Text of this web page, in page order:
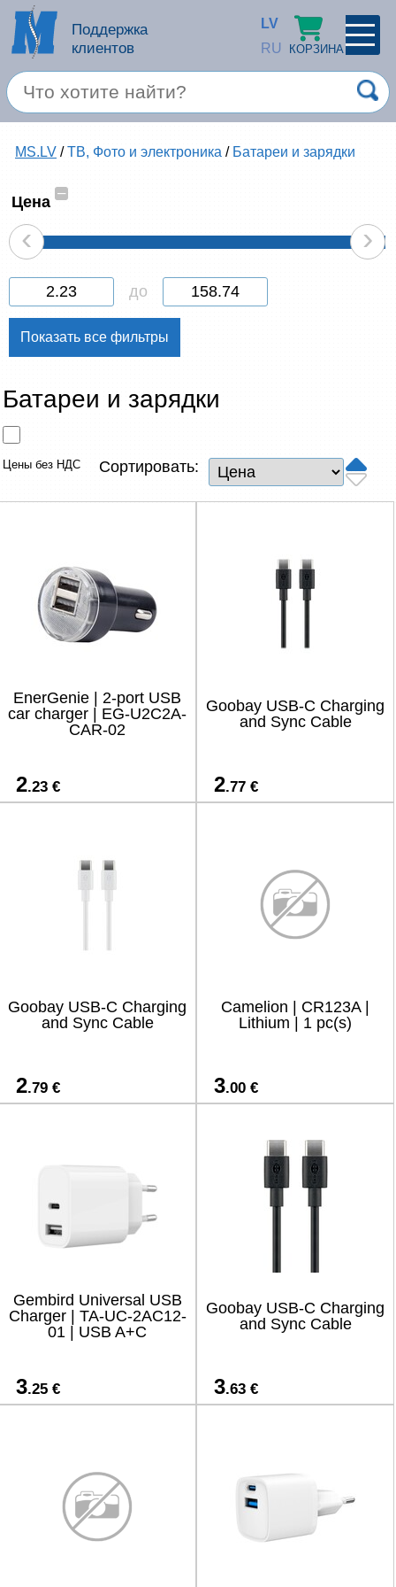
Поддержка
клиентов
LV
RU
КОРЗИНА
Запомнить
Спец. предложение
Услуги
Продукция apple
Компьютерная техника
Компьютерные аксессуары
Сетевые товары
ТВ, Фото и электроника
Renewd техника, Outlet
MS.LV /ТВ, Фото и электроника / Батареи и зарядки
Цена
–
‹ ›
до
Батареи и зарядки
Цены без НДС Сортировать:
EnerGenie | 2-port USB
car charger | EG-U2C2A-
CAR-02
2.23 €
Goobay USB-C Charging
and Sync Cable
2.77 €
Goobay USB-C Charging
and Sync Cable
2.79 €
Camelion | CR123A |
Lithium | 1 pc(s)
3.00 €
Gembird Universal USB
Charger | TA-UC-2AC12-
01 | USB A+C
3.25 €
Goobay USB-C Charging
and Sync Cable
3.63 €